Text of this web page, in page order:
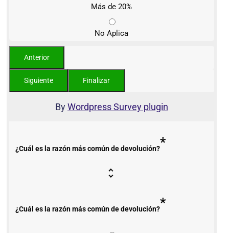
Más de 20%
No Aplica
ByWordpress Survey plugin
¿Cuál es la razón más común de devolución?*
¿Cuál es la razón más común de devolución?*